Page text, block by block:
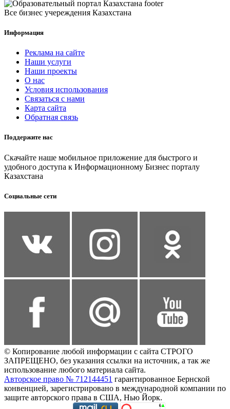
Все бизнес учереждения Казахстана
Информация
Реклама на сайте
Наши услуги
Наши проекты
О нас
Условия использования
Связаться с нами
Карта сайта
Обратная связь
Поддержите нас
Скачайте наше мобильное приложение для быстрого и
удобного доступа к Информационному Бизнес порталу
Казахстана
Социальные сети
© Копирование любой информации с сайта СТРОГО
ЗАПРЕЩЕНО, без указания ссылки на источник, а так же
использование любого материала сайта.
Авторское право № 712144451 гарантированное Бернской
конвенцией, зарегистрировано в международной компании по
защите авторского права в США, Нью Йорк.